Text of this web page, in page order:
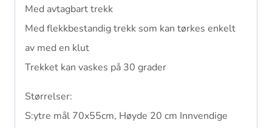
Med avtagbart trekk
Med flekkbestandig trekk som kan tørkes enkelt
av med en klut
Trekket kan vaskes på 30 grader
Størrelser:
S:ytre mål 70x55cm, Høyde 20 cm Innvendige